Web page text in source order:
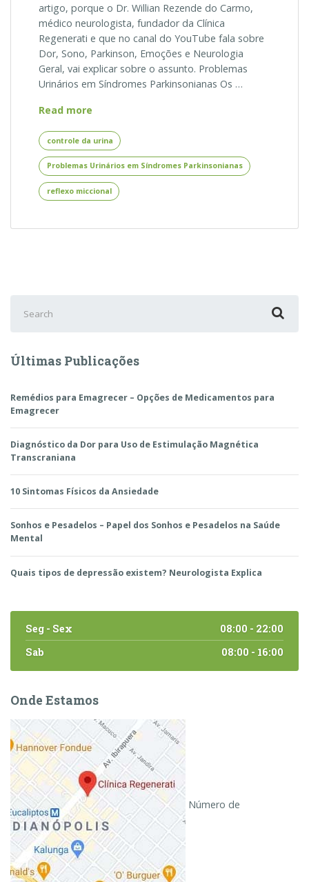
artigo, porque o Dr. Willian Rezende do Carmo,
médico neurologista, fundador da Clínica
Regenerati e que no canal do YouTube fala sobre
Dor, Sono, Parkinson, Emoções e Neurologia
Geral, vai explicar sobre o assunto. Problemas
Urinários em Síndromes Parkinsonianas Os …
Read more
em
Síndromes
Parkinsonianas
controle da urina
Problemas Urinários em Síndromes Parkinsonianas
reflexo miccional
for:
Últimas Publicações
Remédios para Emagrecer – Opções de Medicamentos para
Emagrecer
Diagnóstico da Dor para Uso de Estimulação Magnética
Transcraniana
10 Sintomas Físicos da Ansiedade
Sonhos e Pesadelos – Papel dos Sonhos e Pesadelos na Saúde
Mental
Quais tipos de depressão existem? Neurologista Explica
Seg - Sex
08:00 - 22:00
Sab
08:00 - 16:00
Onde Estamos
Número de